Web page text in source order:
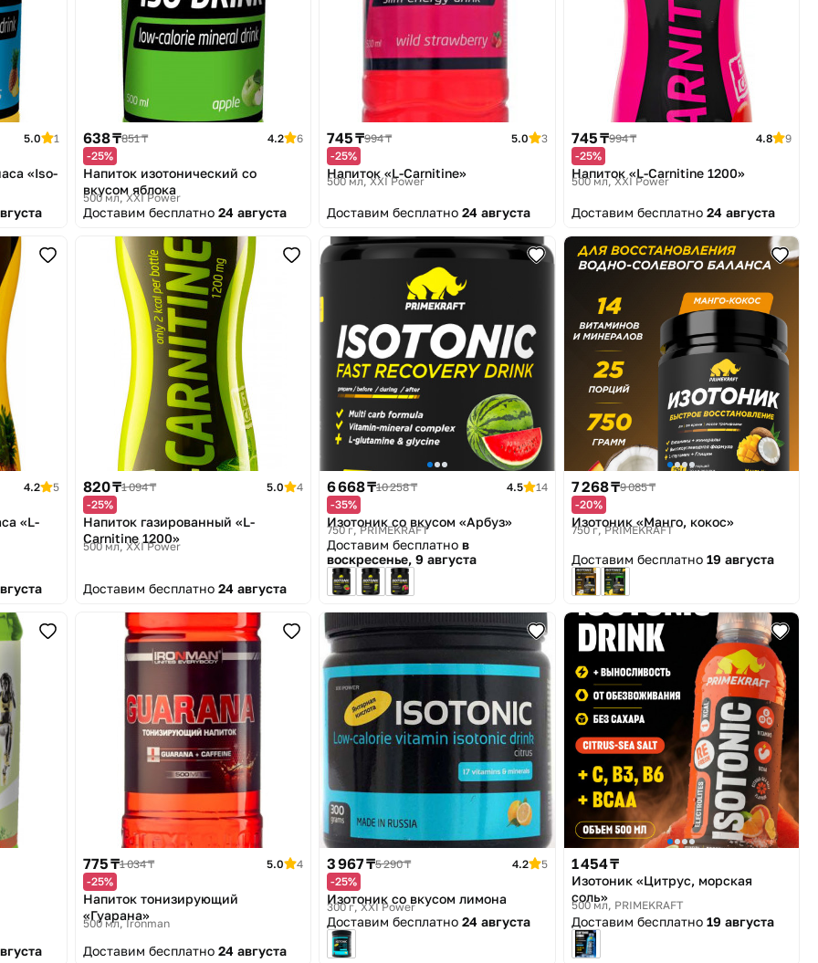
5.0
1
«Iso-
638 ₸851 ₸ 4.2
6
-25%
Напиток изотонический со
вкусом яблока
500 мл XXI Power
Доставим бесплатно 24 августа
745 ₸994 ₸ 5.0
3
-25%
Напиток «L-Carnitine»
500 мл XXI Power
Доставим бесплатно 24 августа
745 ₸994 ₸ 4.8
9
-25%
Напиток «L-Carnitine 1200»
500 мл XXI Power
Доставим бесплатно 24 августа
4.2
5
«L-
820 ₸1 094 ₸ 5.0
4
-25%
Напиток газированный «L-
Carnitine 1200»
500 мл XXI Power
Доставим бесплатно 24 августа
6 668 ₸10 258 ₸ 4.5
14
-35%
Изотоник со вкусом «Арбуз»
750 г PRIMEKRAFT
Доставим бесплатно в
воскресенье, 9 августа
7 268 ₸9 085 ₸
-20%
Изотоник «Манго, кокос»
750 г PRIMEKRAFT
Доставим бесплатно 19 августа
775 ₸1 034 ₸ 5.0
4
-25%
Напиток тонизирующий
«Гуарана»
500 мл Ironman
Доставим бесплатно 24 августа
3 967 ₸5 290 ₸ 4.2
5
-25%
Изотоник со вкусом лимона
300 г XXI Power
Доставим бесплатно 24 августа
1 454 ₸
Изотоник «Цитрус, морская
соль»
500 мл PRIMEKRAFT
Доставим бесплатно 19 августа